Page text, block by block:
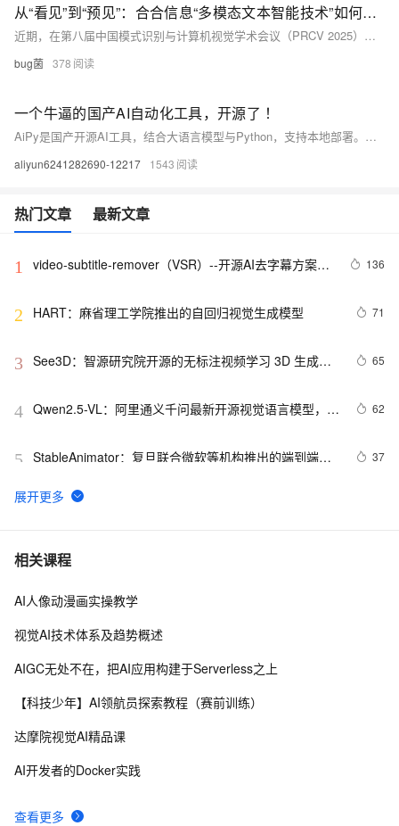
从“看见”到“预见”：合合信息“多模态文本智能技术”如何引爆AI下一场革命。
近期，在第八届中国模式识别与计算机视觉学术会议（PRCV 2025）上，合合信息作为承办方举办了“多模态文本智能大模型前沿技术与应用”论坛，汇聚了学术界的顶尖智慧，更抛出了一颗重磅“炸弹”——“多模态文本智能技术”概念。
bug菌 378
一个牛逼的国产AI自动化工具，开源了 ！
AiPy是国产开源AI工具，结合大语言模型与Python，支持本地部署。用户只需用自然语言描述需求，即可自动生成并执行代码，轻松实现数据分析、清洗、可视化等任务，零基础也能玩转编程，被誉为程序员的智能助手。
aliyun6241282690-12217 1543
热门文章 最新文章
1
video-subtitle-remover（VSR）--开源AI去字幕方案深
136
2 HART：麻省理工学院推出的自回归视觉生成模型 71
3 See3D：智源研究院开源的无标注视频学习 3D 生成模
65
4 Qwen2.5-VL：阿里通义千问最新开源视觉语言模型，能
62
5 StableAnimator：复旦联合微软等机构推出的端到端身
37
6
AniDoc：蚂蚁集团开源 2D 动画上色 AI 模型，基于视频
7 video-analyzer：开源视频分析工具，支持提取视频关键
8 DisPose：清华北大等多所高校联合推出基于人物图像
性
10JoyCaption：开源的图像转提示词生成工具，支持多种
相关课程
查看更多
AI人像动漫画实操教学
视觉AI技术体系及趋势概述
AIGC无处不在，把AI应用构建于Serverless之上
【科技少年】AI领航员探索教程（赛前训练）
达摩院视觉AI精品课
AI开发者的Docker实践